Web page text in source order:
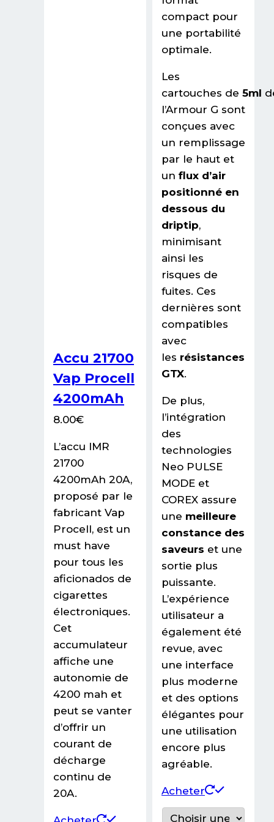
Accu 21700
Vap Procell
4200mAh
8.00€
L’accu IMR
21700
4200mAh 20A,
proposé par le
fabricant Vap
Procell, est un
must have
pour tous les
aficionados de
cigarettes
électroniques.
Cet
accumulateur
affiche une
autonomie de
4200 mah et
peut se vanter
d’offrir un
courant de
décharge
continu de
20A.
compact pour
une portabilité
optimale.
Les
cartouches de 5ml
l’Armour G sont
conçues avec
un remplissage
par le haut et
un flux d’air
positionné en
dessous du
driptip,
minimisant
ainsi les
risques de
fuites. Ces
dernières sont
compatibles
avec
les résistances
GTX.
De plus,
l’intégration
des
technologies
Neo PULSE
MODE et
COREX assure
une meilleure
constance des
saveurs et une
sortie plus
puissante.
L’expérience
utilisateur a
également été
revue, avec
une interface
plus moderne
et des options
élégantes pour
une utilisation
encore plus
agréable.
Acheter
Ce
produit